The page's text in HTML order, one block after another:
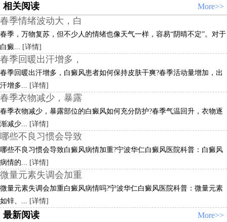
相关阅读 More>>
春季情绪波动大，白
春季，万物复苏，但不少人的情绪也像天气一样，容易“阴晴不定”。对于
白癜... [详情]
春季回暖出汗增多，
春季回暖出汗增多，白癜风患者如何保持皮肤干爽?春季活动量增加，出
汗增多... [详情]
春季衣物减少，暴露
春季衣物减少，暴露部位的白癜风如何充分防护?春季气温回升，衣物逐
渐减少... [详情]
哪些不良习惯会导致
哪些不良习惯会导致白癜风病情加重?宁波华仁白癜风医院科普：白癜风
病情的... [详情]
微量元素失调会加重
微量元素失调会加重白癜风病情吗?宁波华仁白癜风医院科普：微量元素
如锌、... [详情]
最新阅读 More>>